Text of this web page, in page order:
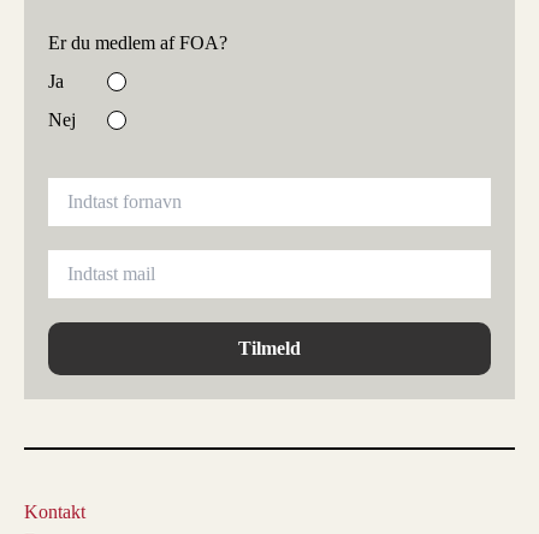
Er du medlem af FOA?
Ja
Nej
Tilmeld
Kontakt